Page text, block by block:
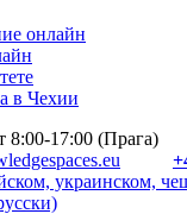
онлайн
в Чехии
17:00 (Прага)
украинском,